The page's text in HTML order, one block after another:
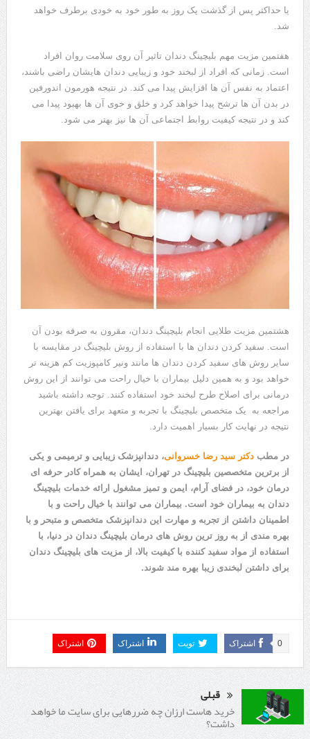
یا حداکثر پس از گذشت یک روز به طور خود به خودی برطرف خواهد
شد.
هفتمین مزیت مهم بلیچینگ دندان تاثیر آن روی سلامت روان افراد
است. زمانی که افراد از لبخند خود و زیبایی دندان هایشان راضی باشند،
اعتماد به نفس آن ها افزایش پیدا می کند. در نتیجه هورمون اندورفین
در بدن آن ها ترشح پیدا خواهد کرد و خلق و خوی آن ها بهبود پیدا می‌
کند و در نتیجه کیفیت روابط اجتماعی آن ها نیز بهتر می شود.
هشتمین مزیت طلایی انجام بلیچینگ دندان، مقرون به صرفه بودن آن
است. سفید کردن دندان ها با استفاده از روش بلیچینگ در مقایسه با
سایر روش های سفید کردن دندان ها مانند ونیر کامپوزیت کم هزینه تر
خواهد بود و به همین دلیل بیماران با خیال راحت می توانند از این روش
درمانی برای اصلاح طرح لبخند خود استفاده کنند. توجه داشته باشید
مراجعه به یک متخصص بلیچینگ با تجربه و متعهد برای یافتن بهترین
نتیجه در نهایت کار بسیار اهمیت دارد.
در مطب دکتر سید رضا خسروانی، دندانپزشک زیبایی و ترمیمی و یکی
از برترین متخصصین بلیچینگ در تهران، ایشان به همراه کادر حر‌فه ای
درمان خود، در فضای آرام، ایمن و تمیز مشغول ارائه خدمات بلیچینگ
دندان به بیماران خود است. بیماران می توانند با خیال راحت و با
اطمینان داشتن از تجربه و مهارت این دندانپزشک متخصص و متبحر و با
بهره مندی از به روز ترین روش های درمان بلیچینگ دندان در دنیا، با
استفاده از مواد سفید کننده با کیفیت بالا، از مزیت های بلیچینگ دندان
برای داشتن لبخندی زیبا بهره‌ مند شوند.
اشتراک 0 تویت اشتراک اشتراک
قبلی
خرید هاست ارزان چه ضررهایی برای سایت ما خواهد
داشت؟